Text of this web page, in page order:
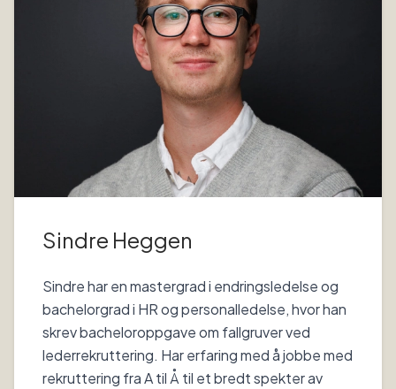
Sindre Heggen
Sindre har en mastergrad i endringsledelse og
bachelorgrad i HR og personalledelse, hvor han
skrev bacheloroppgave om fallgruver ved
lederrekruttering. Har erfaring med å jobbe med
rekruttering fra A til Å til et bredt spekter av